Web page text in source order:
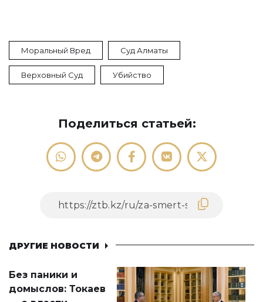
Моральный Вред Суд Алматы
Верховный Суд Убийство
Поделиться статьей:
ДРУГИЕ НОВОСТИ
Без паники и
домыслов: Токаев